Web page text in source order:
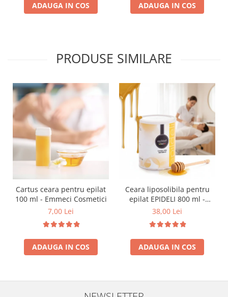
ADAUGA IN COS ADAUGA IN COS
PRODUSE SIMILARE
Cartus ceara pentru epilat
100 ml - Emmeci Cosmetici
7,00 Lei
ADAUGA IN COS
Ceara liposolibila pentru
epilat EPIDELI 800 ml -
Emmeci Cosmetici -
38,00 Lei
ADAUGA IN COS